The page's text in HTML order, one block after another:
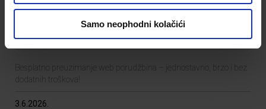
Samo neophodni kolačići
Besplatno preuzimanje web porudžbina – jednostavno, brzo i bez
dodatnih troškova!
3.6.2026.